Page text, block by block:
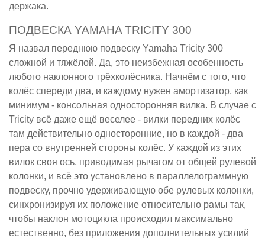
держака.
ПОДВЕСКА YAMAHA TRICITY 300
Я назвал переднюю подвеску Yamaha Tricity 300
сложной и тяжёлой. Да, это неизбежная особенность
любого наклонного трёхколёсника. Начнём с того, что
колёс спереди два, и каждому нужен амортизатор, как
минимум - консольная односторонняя вилка. В случае с
Tricity всё даже ещё веселее - вилки передних колёс
там действительно односторонние, но в каждой - два
пера со внутренней стороны колёс. У каждой из этих
вилок своя ось, приводимая рычагом от общей рулевой
колонки, и всё это установлено в параллелограммную
подвеску, прочно удерживающую обе рулевых колонки,
синхронизируя их положение относительно рамы так,
чтобы наклон мотоцикла происходил максимально
естественно, без приложения дополнительных усилий